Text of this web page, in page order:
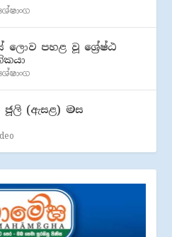
ලොව පහළ වූ ශ්‍රේෂ්ඨ
ජූලි (​ඇසළ) මස